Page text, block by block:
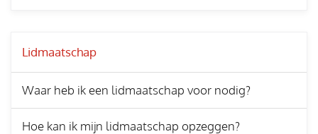
Lidmaatschap
Waar heb ik een lidmaatschap voor nodig?
Hoe kan ik mijn lidmaatschap opzeggen?